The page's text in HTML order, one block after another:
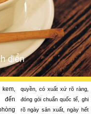
điển
quyền, có xuất xứ rõ ràng,
đóng gói chuẩn quốc tế, ghi
rõ ngày sản xuất, ngày hết